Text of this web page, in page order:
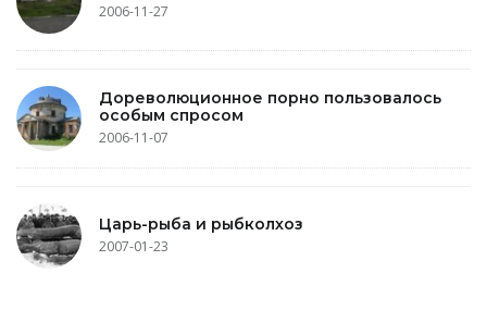
2006-11-27
Дореволюционное порно пользовалось
особым спросом
2006-11-07
Царь-рыба и рыбколхоз
2007-01-23